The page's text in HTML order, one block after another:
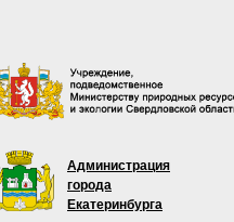
Администрация
города
Екатеринбурга